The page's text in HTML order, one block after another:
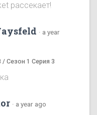
рассекает!
· a year
/ Сезон 1 Серия 3
· a year ago